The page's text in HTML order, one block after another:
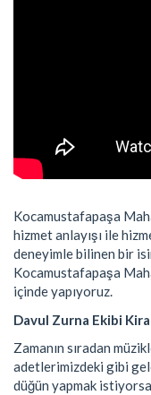
Kocamustafapaşa
hizmet anlayışı ile
deneyimle bilinen bir
Kocamustafapaşa
içinde yapıyoruz.
Davul Zurna Ekibi
Zamanın sıradan
adetlerimizdeki gibi
düğün yapmak